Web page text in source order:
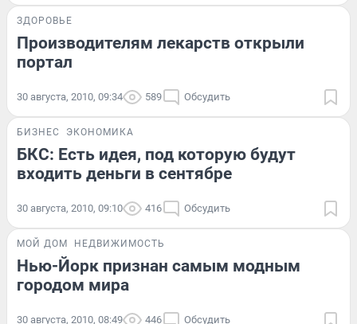
ЗДОРОВЬЕ
Производителям лекарств открыли
портал
30 августа, 2010, 09:34 589 Обсудить
БИЗНЕС ЭКОНОМИКА
БКС: Есть идея, под которую будут
входить деньги в сентябре
30 августа, 2010, 09:10 416 Обсудить
МОЙ ДОМ НЕДВИЖИМОСТЬ
Нью-Йорк признан самым модным
городом мира
30 августа, 2010, 08:49 446 Обсудить